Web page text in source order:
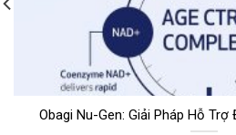
Obagi Nu-Gen: Giải Pháp Hỗ